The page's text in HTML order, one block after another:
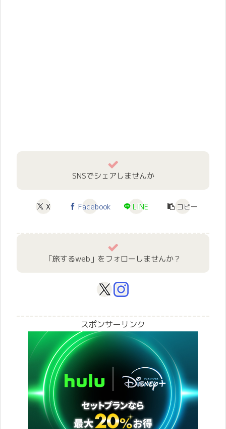
SNSでシェアしませんか
X Facebook LINE コピー
「旅するweb」をフォローしませんか？
スポンサーリンク